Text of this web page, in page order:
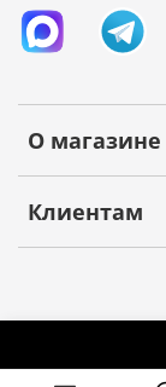
О магазине
Клиентам